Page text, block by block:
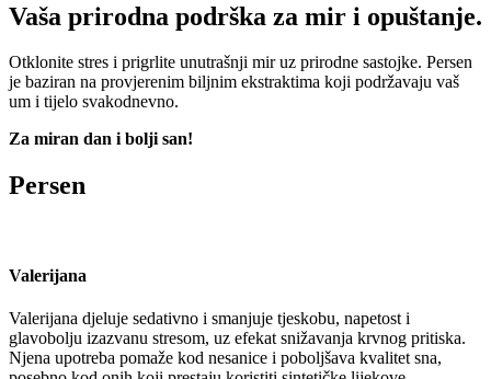
Vaša prirodna podrška za mir i opuštanje.
Otklonite stres i prigrlite unutrašnji mir uz prirodne sastojke. Persen
je baziran na provjerenim biljnim ekstraktima koji podržavaju vaš
um i tijelo svakodnevno.
Za miran dan i bolji san!
Persen
Valerijana
Valerijana djeluje sedativno i smanjuje tjeskobu, napetost i
glavobolju izazvanu stresom, uz efekat snižavanja krvnog pritiska.
Njena upotreba pomaže kod nesanice i poboljšava kvalitet sna,